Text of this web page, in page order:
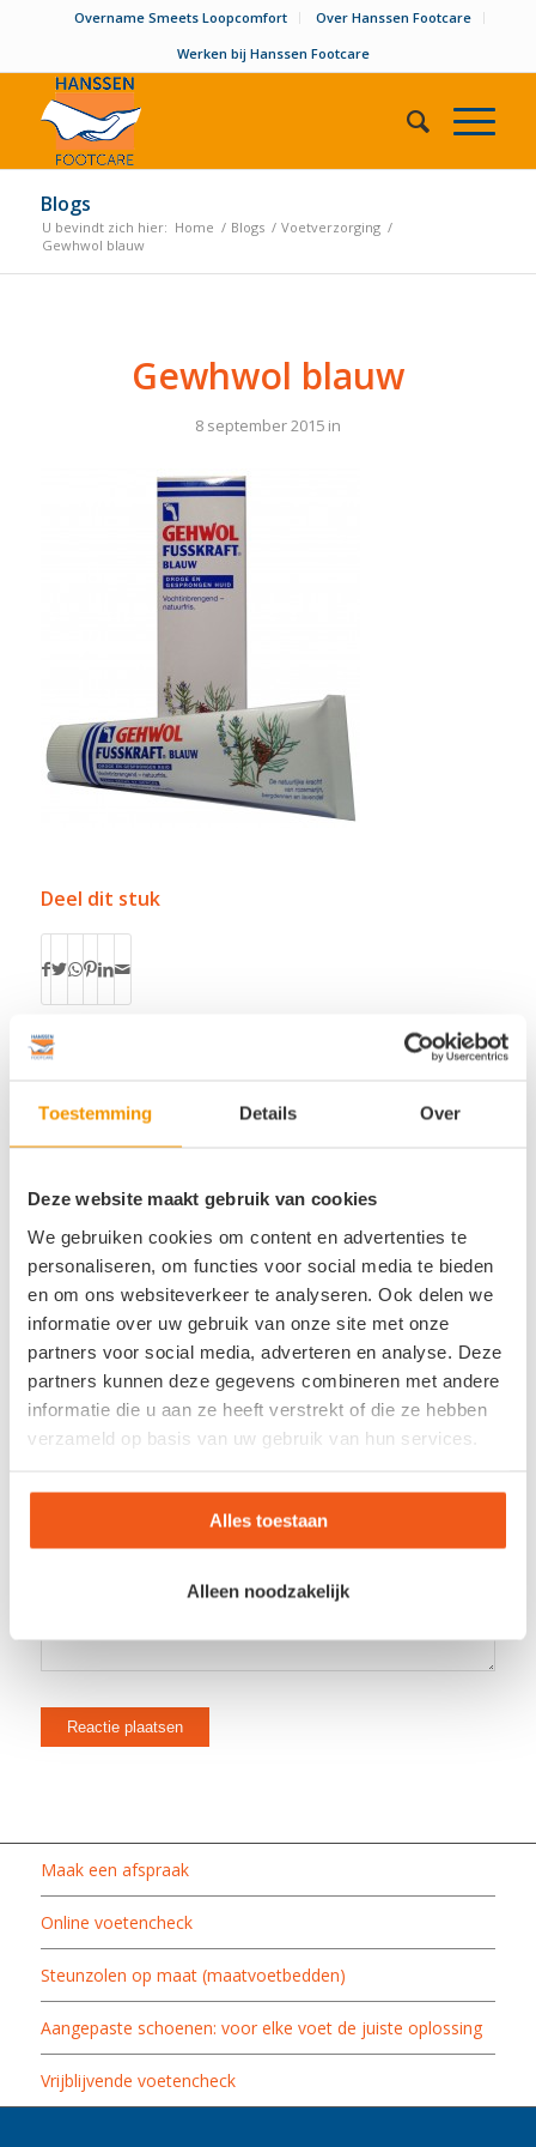
Toestemming Details Over
Deze website maakt gebruik van cookies
We gebruiken cookies om content en advertenties te
personaliseren, om functies voor social media te bieden
en om ons websiteverkeer te analyseren. Ook delen we
informatie over uw gebruik van onze site met onze
partners voor social media, adverteren en analyse. Deze
partners kunnen deze gegevens combineren met andere
informatie die u aan ze heeft verstrekt of die ze hebben
verzameld op basis van uw gebruik van hun services.
Alles toestaan
Alleen noodzakelijk
Overname Smeets Loopcomfort
Over Hanssen Footcare
Werken bij Hanssen Footcare
Blogs
U bevindt zich hier: Home / Blogs / Voetverzorging /
Gewhwol blauw
Gewhwol blauw
8 september 2015in
Deel dit stuk
ANTWOORDEN
Plaats een Reactie
Meepraten?
Naam*
E-mail *
Maak een afspraak
Online voetencheck
Steunzolen op maat (maatvoetbedden)
Aangepaste schoenen: voor elke voet de juiste oplossing
Vrijblijvende voetencheck